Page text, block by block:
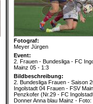
Fotograf:
Meyer Jürgen
Event:
2. Frauen - Bundesliga - FC
Mainz 05 - 1:3
Bildbeschreibung:
2. Bundesliga Frauen - Saison
Ingolstadt 04 Frauen - FSV
Penzkofer (Nr.29 - FC
Donner Anna blau Mainz -